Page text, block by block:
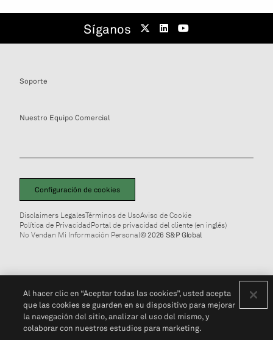
Síganos
Soporte
Nuestro Equipo Comercial
Configuración de cookies
Disclaimers LegalesTérminos de UsoAviso de Cookie
Política de PrivacidadPortal de privacidad del cliente (en inglés)
No Vendan Mi Información Personal© 2026 S&P Global
Al hacer clic en “Aceptar todas las cookies”, usted acepta
que las cookies se guarden en su dispositivo para mejorar
la navegación del sitio, analizar el uso del mismo, y
colaborar con nuestros estudios para marketing.